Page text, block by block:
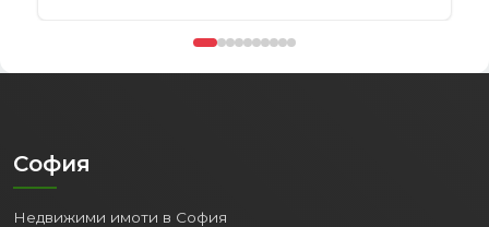
София
Недвижими имоти в София